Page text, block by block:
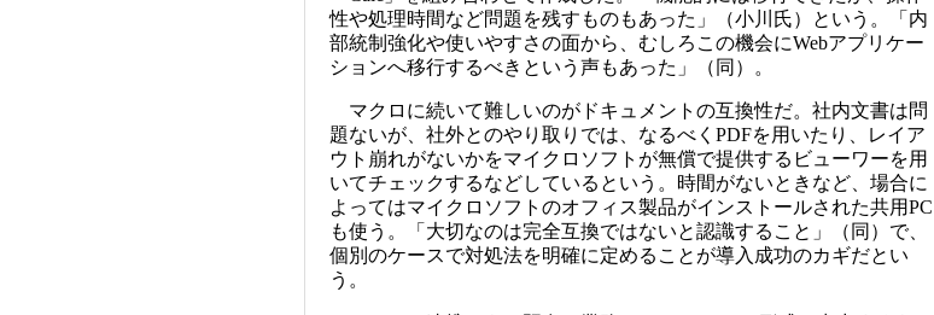
性や処理時間など問題を残すものもあった」（小川氏）という。「内
部統制強化や使いやすさの面から、むしろこの機会にWebアプリケー
ションへ移行するべきという声もあった」（同）。
マクロに続いて難しいのがドキュメントの互換性だ。社内文書は問
題ないが、社外とのやり取りでは、なるべくPDFを用いたり、レイア
ウト崩れがないかをマイクロソフトが無償で提供するビューワーを用
いてチェックするなどしているという。時間がないときなど、場合に
よってはマイクロソフトのオフィス製品がインストールされた共用PC
も使う。「大切なのは完全互換ではないと認識すること」（同）で、
個別のケースで対処法を明確に定めることが導入成功のカギだとい
う。